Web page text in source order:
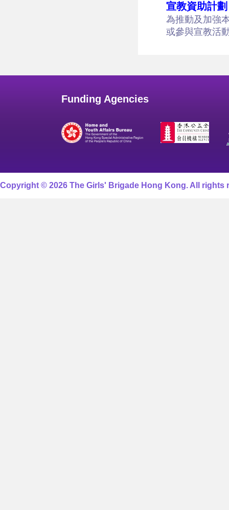
宣教資助計劃
為推動及加強
或參與宣教活
Funding Agencies
Copyright © 2026 The Girls' Brigade Hong Kong. All rights